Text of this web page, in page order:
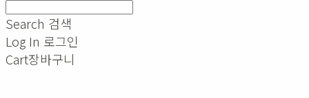
Search 검색
Log In 로그인
Cart장바구니